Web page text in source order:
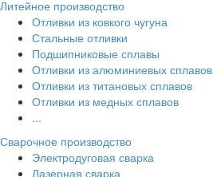
Литейное производство
Отливки из ковкого чугуна
Стальные отливки
Подшипниковые сплавы
Отливки из алюминиевых сплавов
Отливки из титановых сплавов
Отливки из медных сплавов
...
Сварочное производство
Электродуговая сварка
Лазерная сварка